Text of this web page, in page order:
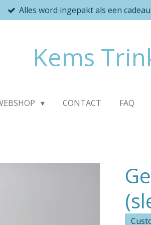
Alles word ingepakt als een
Kems
CONTACT FAQ